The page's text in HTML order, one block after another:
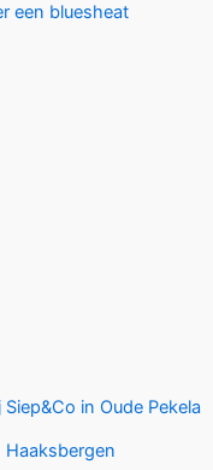
een bluesheat
in Oude Pekela
Haaksbergen